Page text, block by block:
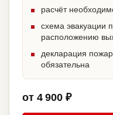
расчёт
схема эвакуации
расположению
декларация
обязательна
от 4 900 ₽